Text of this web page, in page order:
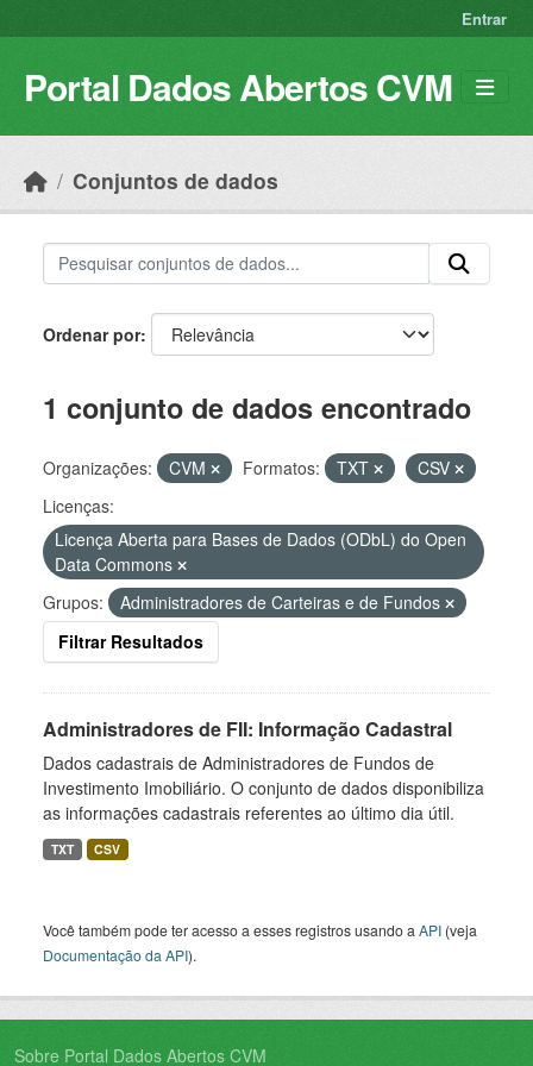
Entrar
Portal Dados Abertos CVM
Conjuntos de dados
Ordenar por
1 conjunto de dados encontrado
Organizações: CVM Formatos: TXT
CSV
Licenças:
Licença Aberta para Bases de Dados (ODbL) do Open
Data Commons
Grupos:
Administradores de Carteiras e de Fundos
Filtrar Resultados
Administradores de FII: Informação Cadastral
Dados cadastrais de Administradores de Fundos de
Investimento Imobiliário. O conjunto de dados disponibiliza
as informações cadastrais referentes ao último dia útil.
TXT CSV
Você também pode ter acesso a esses registros usando a API (veja
Documentação da API).
Sobre Portal Dados Abertos CVM